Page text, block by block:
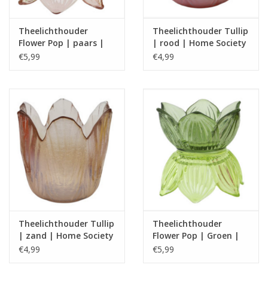
Theelichthouder
Flower Pop | paars |
Home Society
€5,99
Theelichthouder Tullip
| rood | Home Society
€4,99
Theelichthouder Tullip
| zand | Home Society
€4,99
Theelichthouder
Flower Pop | Groen |
Home Society
€5,99